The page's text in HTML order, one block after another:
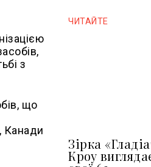
з
що
Канади
ЧИТАЙТЕ
Зірка
Кроу